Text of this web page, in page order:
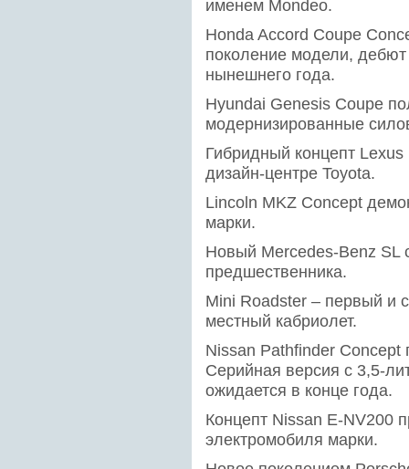
именем Mondeo.
Honda Accord Coupe
поколение модели, дебют
нынешнего года.
Hyundai Genesis Coupe
модернизированные
Гибридный концепт
дизайн-центре Toyota.
Lincoln MKZ Concept
марки.
Новый Mercedes-Benz SL
предшественника.
Mini Roadster – первый и
местный кабриолет.
Nissan Pathfinder
Серийная версия с 3,5-
ожидается в конце года.
Концепт Nissan E-NV200
электромобиля марки.